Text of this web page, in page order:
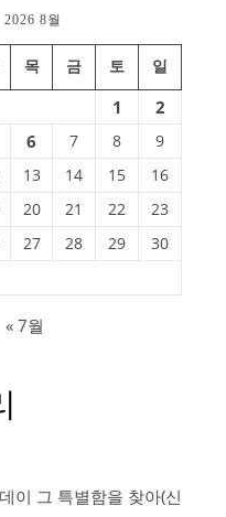
2026 8월
목 금 토 일
1 2
6 7 8
9
13 14 15
16
20 21 22
23
27 28 29
30
« 7월
이 그 특별함을 찾아(신